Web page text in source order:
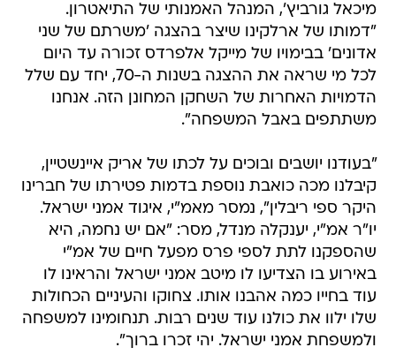
מיכאל גורביץ', המנהל האמנותי של התיאטרון.
"דמותו של ארלקינו שיצר בהצגה 'משרתם של שני
אדונים' בבימויו של מייקל אלפרדס זכורה עד היום
לכל מי שראה את ההצגה בשנות ה-70, יחד עם שלל
הדמויות האחרות של השחקן המחונן הזה. אנחנו
משתתפים באבל המשפחה".
"בעודנו יושבים ובוכים על לכתו של אריק איינשטיין,
קיבלנו מכה כואבת נוספת בדמות פטירתו של חברינו
היקר ספי ריבלין", נמסר מאמ"י, איגוד אמני ישראל.
יו"ר אמ"י, יענקלה מנדל, מסר: "אם יש נחמה, היא
שהספקנו לתת לספי פרס מפעל חיים של אמ"י
באירוע בו הצדיעו לו מיטב אמני ישראל והראינו לו
עוד בחייו כמה אהבנו אותו. צחוקו והעיניים הכחולות
שלו ילוו את כולנו עוד שנים רבות. תנחומינו למשפחה
ולמשפחת אמני ישראל. יהי זכרו ברוך".